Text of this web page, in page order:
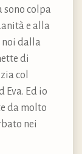
sono colpa
e alla
noi dalla
di
col
Eva. Ed io
da molto
nei